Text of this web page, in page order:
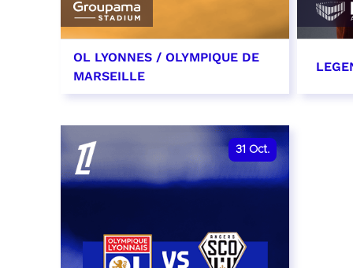
OL LYONNES / OLYMPIQUE DE
MARSEILLE
date et heure à confirmer
RÉSERVER
31 Oct.